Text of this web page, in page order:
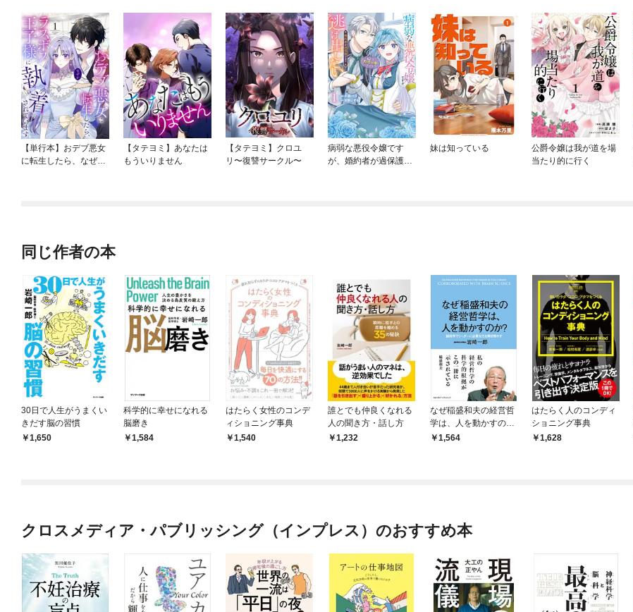
【単行本】おデブ悪女
に転生したら、なぜか
【タテヨミ】あなたは
もういりません
【タテヨミ】クロユ
リ〜復讐サークル〜
病弱な悪役令嬢です
が、婚約者が過保護す
妹は知っている
公爵令嬢は我が道を場
当たり的に行く
同じ作者の本
30日で人生がうまくい
きだす脳の習慣
1,650
科学的に幸せになれる
脳磨き
1,584
はたらく女性のコンデ
ィショニング事典
1,540
誰とでも仲良くなれる
人の聞き方・話し方
1,232
なぜ稲盛和夫の経営哲
学は、人を動かすの
か？1,564
はたらく人のコンディ
ショニング事典
1,628
クロスメディア・パブリッシング（インプレス）のおすすめ本